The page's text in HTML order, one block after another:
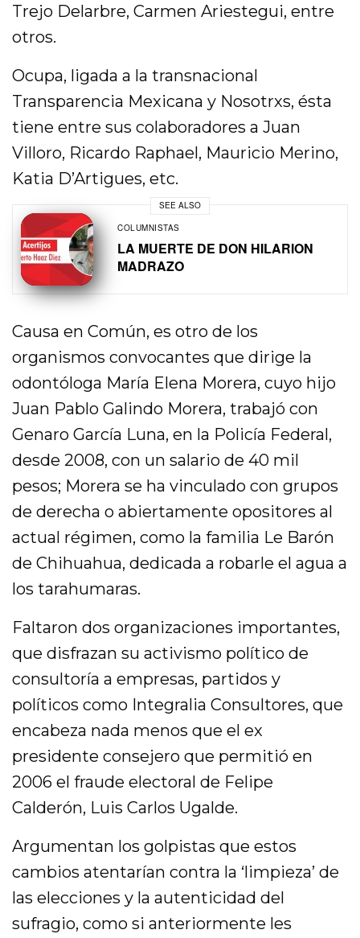
Trejo Delarbre, Carmen Ariestegui, entre
otros.
Ocupa, ligada a la transnacional
Transparencia Mexicana y Nosotrxs, ésta
tiene entre sus colaboradores a Juan
Villoro, Ricardo Raphael, Mauricio Merino,
Katia D’Artigues, etc.
SEE ALSO
COLUMNISTAS
LA MUERTE DE DON HILARION
MADRAZO
Causa en Común, es otro de los
organismos convocantes que dirige la
odontóloga María Elena Morera, cuyo hijo
Juan Pablo Galindo Morera, trabajó con
Genaro García Luna, en la Policía Federal,
desde 2008, con un salario de 40 mil
pesos; Morera se ha vinculado con grupos
de derecha o abiertamente opositores al
actual régimen, como la familia Le Barón
de Chihuahua, dedicada a robarle el agua a
los tarahumaras.
Faltaron dos organizaciones importantes,
que disfrazan su activismo político de
consultoría a empresas, partidos y
políticos como Integralia Consultores, que
encabeza nada menos que el ex
presidente consejero que permitió en
2006 el fraude electoral de Felipe
Calderón, Luis Carlos Ugalde.
Argumentan los golpistas que estos
cambios atentarían contra la ‘limpieza’ de
las elecciones y la autenticidad del
sufragio, como si anteriormente les